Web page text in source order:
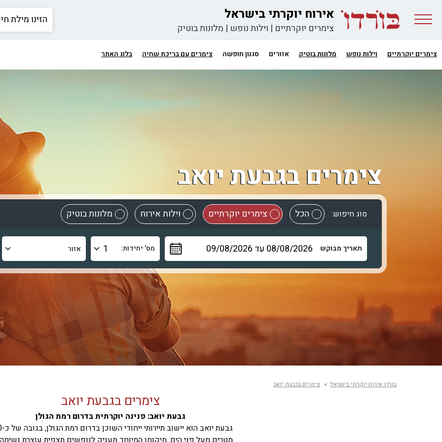
אירוח יוקרתי בישראל
צימרים יוקרתיים | וילות נופש | מלונות בוטיק
צימרים יוקרתיים וילות נופש מלונות בוטיק אזורים סגנון חופשה צימרים עם בריכת שחיה בלוג האתר
צימרים בגבעת יואב
סוג חיפוש: הכל צימרים יוקרתיים וילות אירוח מלונות בוטיק
תאריך מבוקש מס' יחידות:
בורדו אירוח יוקרתי בישראל צימרים בגבעת יואב
צימרים בגבעת יואב
גבעת יואב: פנינה יוקרתית בדרום רמת הגולן
גבעת